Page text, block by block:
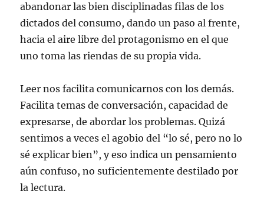
abandonar las bien disciplinadas filas de los
dictados del consumo, dando un paso al frente,
hacia el aire libre del protagonismo en el que
uno toma las riendas de su propia vida.
Leer nos facilita comunicarnos con los demás.
Facilita temas de conversación, capacidad de
expresarse, de abordar los problemas. Quizá
sentimos a veces el agobio del “lo sé, pero no lo
sé explicar bien”, y eso indica un pensamiento
aún confuso, no suficientemente destilado por
la lectura.